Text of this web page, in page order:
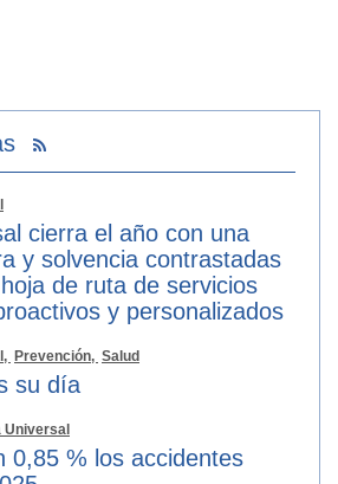
cierra el año con una
y solvencia contrastadas
de ruta de servicios
y personalizados
Prevención, Salud
su día
Universal
0,85 % los accidentes